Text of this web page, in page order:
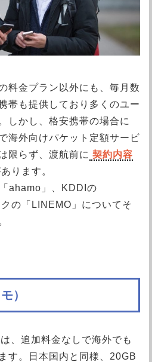
料金プラン以外にも、毎月数
帯も提供しており多くのユー
しかし、格安携帯の場合に
海外向けパケット定額サービ
限らず、渡航前に 契約内容
ります。
ahamo」、KDDIの
の「LINEMO」についてそ
）
、追加料金なしで海外でも
す。日本国内と同様、20GB